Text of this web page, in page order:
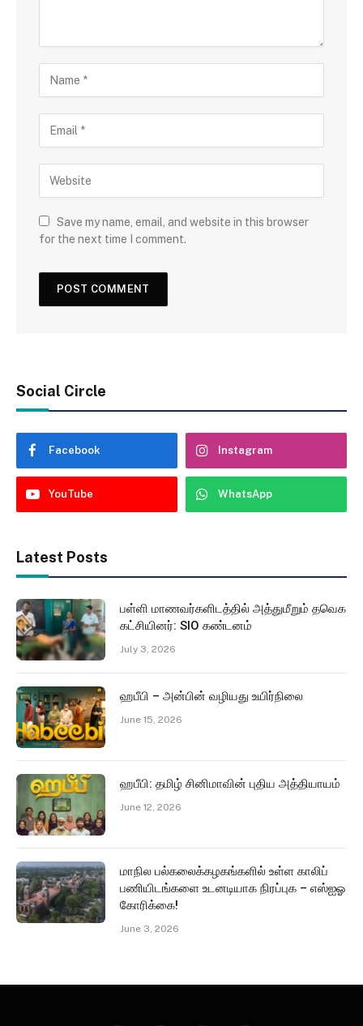
Save my name, email, and website in this browser
for the next time I comment.
Social Circle
Facebook Instagram
YouTube WhatsApp
Latest Posts
பள்ளி மாணவர்களிடத்தில் அத்துமீறும் தவெக
கட்சியினர்: SIO கண்டனம்
July 3, 2026
ஹபீபி – அன்பின் வழியது உயிர்நிலை
June 15, 2026
ஹபீபி: தமிழ் சினிமாவின் புதிய அத்தியாயம்
June 12, 2026
மாநில பல்கலைக்கழகங்களில் உள்ள காலிப்
பணியிடங்களை உடனடியாக நிரப்புக – எஸ்ஐஓ
கோரிக்கை!
June 3, 2026